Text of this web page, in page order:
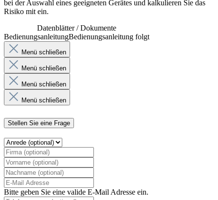
bei der Auswahl eines geeigneten Gerätes und kalkulieren Sie das
Risiko mit ein.
Datenblätter / Dokumente
BedienungsanleitungBedienungsanleitung folgt
Menü schließen
Menü schließen
Menü schließen
Menü schließen
Stellen Sie eine Frage
Bitte geben Sie eine valide E-Mail Adresse ein.